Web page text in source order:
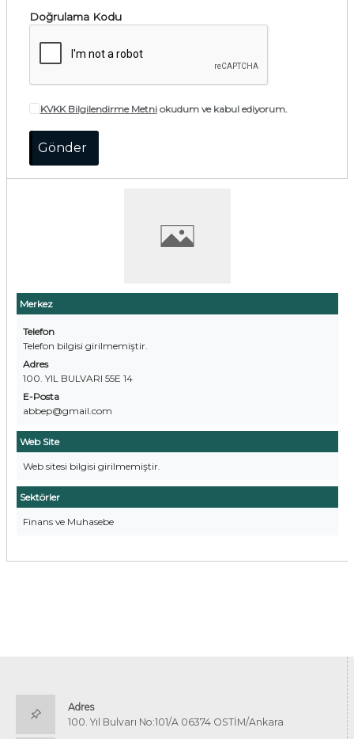
Merkez
Telefon
Telefon bilgisi girilmemiştir.
Adres
100. YIL BULVARI 55E 14
E-Posta
abbep@gmail.com
Web Site
Web sitesi bilgisi girilmemiştir.
Sektörler
Finans ve Muhasebe
Doğrulama Kodu
KVKK Bilgilendirme Metniokudum ve kabul ediyorum.
Adres
100. Yıl Bulvarı No:101/A 06374 OSTİM/Ankara